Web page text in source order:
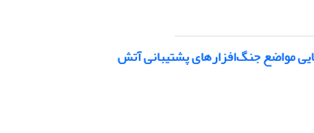
مواضع جنگ‌افزارهای پشتیبانی آتش